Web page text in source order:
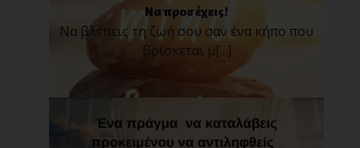
Να προσέχεις!
Να βλέπεις τη ζωή σου σαν ένα κήπο που
βρίσκεται μ[...]